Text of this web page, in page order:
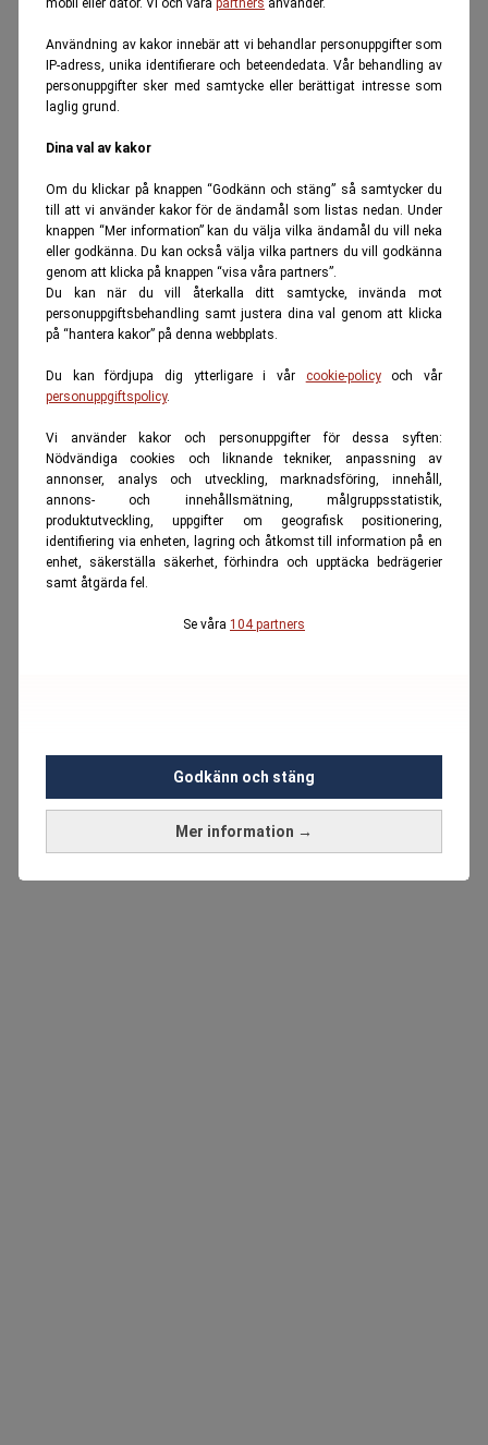
mobil eller dator. Vi och våra partners använder.
Användning av kakor innebär att vi behandlar personuppgifter som
IP-adress, unika identifierare och beteendedata. Vår behandling av
personuppgifter sker med samtycke eller berättigat intresse som
laglig grund.
Dina val av kakor
Om du klickar på knappen “Godkänn och stäng” så samtycker du
till att vi använder kakor för de ändamål som listas nedan. Under
knappen “Mer information” kan du välja vilka ändamål du vill neka
eller godkänna. Du kan också välja vilka partners du vill godkänna
genom att klicka på knappen “visa våra partners”.
Du kan när du vill återkalla ditt samtycke, invända mot
personuppgiftsbehandling samt justera dina val genom att klicka
på “hantera kakor” på denna webbplats.
Du kan fördjupa dig ytterligare i vår cookie-policyoch vår
personuppgiftspolicy.
Vi använder kakor och personuppgifter för dessa syften:
Nödvändiga cookies och liknande tekniker, anpassning av
annonser, analys och utveckling, marknadsföring, innehåll,
annons- och innehållsmätning, målgruppsstatistik,
produktutveckling, uppgifter om geografisk positionering,
identifiering via enheten, lagring och åtkomst till information på en
enhet, säkerställa säkerhet, förhindra och upptäcka bedrägerier
samt åtgärda fel.
Se våra 104 partners
Mer information →
Godkänn och stäng